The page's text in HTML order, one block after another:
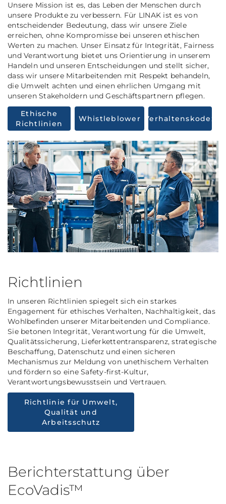
Unsere Mission ist es, das Leben der Menschen durch
unsere Produkte zu verbessern. Für LINAK ist es von
entscheidender Bedeutung, dass wir unsere Ziele
erreichen, ohne Kompromisse bei unseren ethischen
Werten zu machen. Unser Einsatz für Integrität, Fairness
und Verantwortung bietet uns Orientierung in unserem
Handeln und unseren Entscheidungen und stellt sicher,
dass wir unsere Mitarbeitenden mit Respekt behandeln,
die Umwelt achten und einen ehrlichen Umgang mit
unseren Stakeholdern und Geschäftspartnern pflegen.
Ethische
Richtlinien
Whistleblower Verhaltenskodex
Richtlinien
In unseren Richtlinien spiegelt sich ein starkes
Engagement für ethisches Verhalten, Nachhaltigkeit, das
Wohlbefinden unserer Mitarbeitenden und Compliance.
Sie betonen Integrität, Verantwortung für die Umwelt,
Qualitätssicherung, Lieferkettentransparenz, strategische
Beschaffung, Datenschutz und einen sicheren
Mechanismus zur Meldung von unethischem Verhalten
und fördern so eine Safety-first-Kultur,
Verantwortungsbewusstsein und Vertrauen.
Richtlinie für Umwelt,
Qualität und
Arbeitsschutz
Berichterstattung über
EcoVadis™